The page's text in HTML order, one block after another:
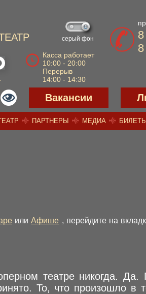
серый фон
Касса работает
10:00 - 20:00
Перерыв
14:00 - 14:30
Вакансии
ПАРТНЕРЫ МЕДИА БИЛЕТЫ
илиАфише , перейдите на
театре никогда. Да.
То, что произошло в